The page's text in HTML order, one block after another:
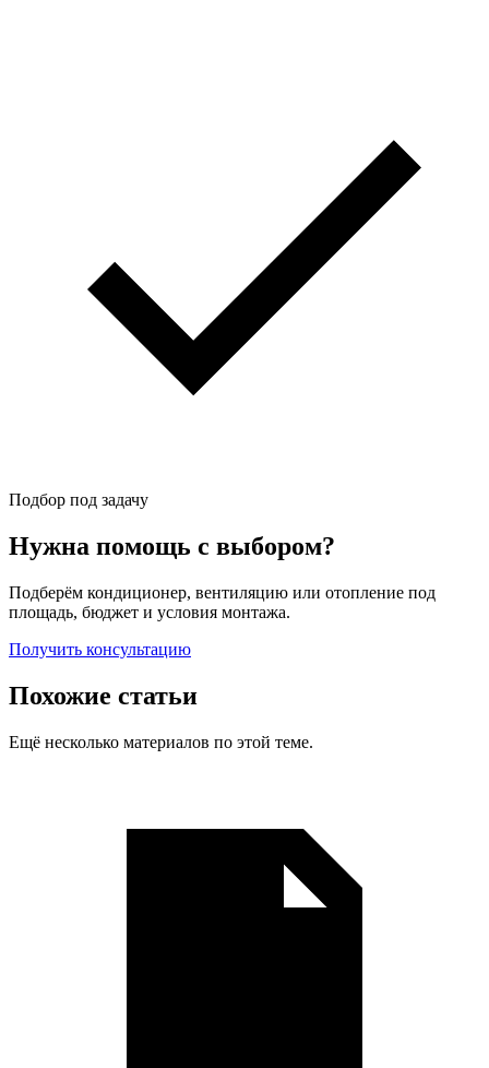
Подбор под задачу
Нужна помощь с выбором?
Подберём кондиционер, вентиляцию или отопление под
площадь, бюджет и условия монтажа.
Получить консультацию
Похожие статьи
Ещё несколько материалов по этой теме.